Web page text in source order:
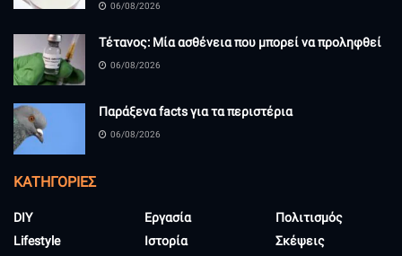
06/08/2026
Τέτανος: Μία ασθένεια που μπορεί να προληφθεί
06/08/2026
Παράξενα facts για τα περιστέρια
06/08/2026
KΑΤΗΓΟΡΊΕΣ
DIY
Lifestyle
Εργασία
Ιστορία
Πολιτισμός
Σκέψεις